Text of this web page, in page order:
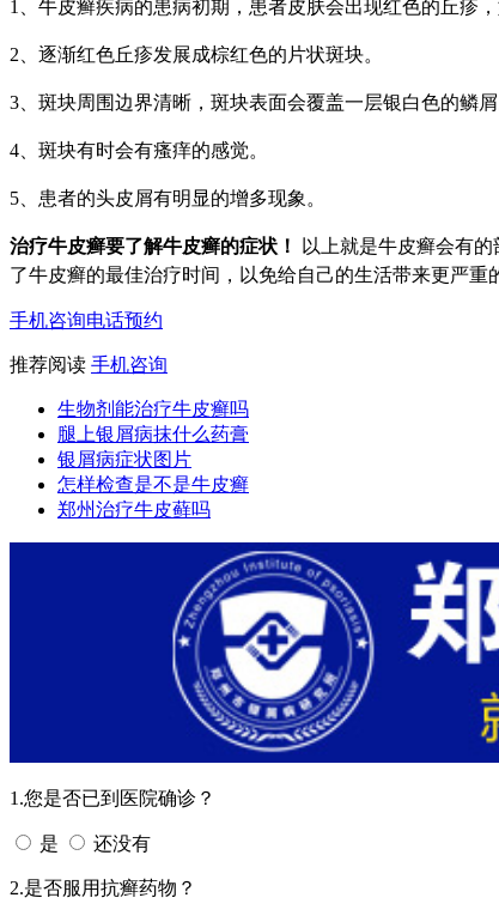
1、 牛皮癣疾病的患病初期，患者皮肤会出现红色的丘疹
2、 逐渐红色丘疹发展成棕红色的片状斑块。
3、 斑块周围边界清晰，斑块表面会覆盖一层银白色的鳞屑
4、 斑块有时会有瘙痒的感觉。
5、 患者的头皮屑有明显的增多现象。
治疗牛皮癣要了解牛皮癣的症状！
以上就是牛皮癣会有
了牛皮癣的最佳治疗时间，以免给自己的生活带来更严重
手机咨询电话预约
推荐阅读 手机咨询
生物剂能治疗牛皮癣吗
腿上银屑病抹什么药膏
银屑病症状图片
怎样检查是不是牛皮癣
郑州治疗牛皮藓吗
1.您是否已到医院确诊？
是 还没有
2.是否服用抗癣药物？